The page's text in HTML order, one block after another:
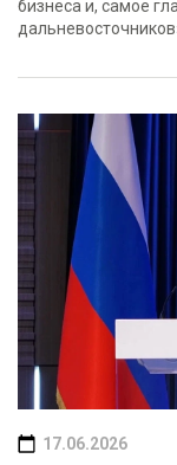
бизнеса и, самое
17.06.2026